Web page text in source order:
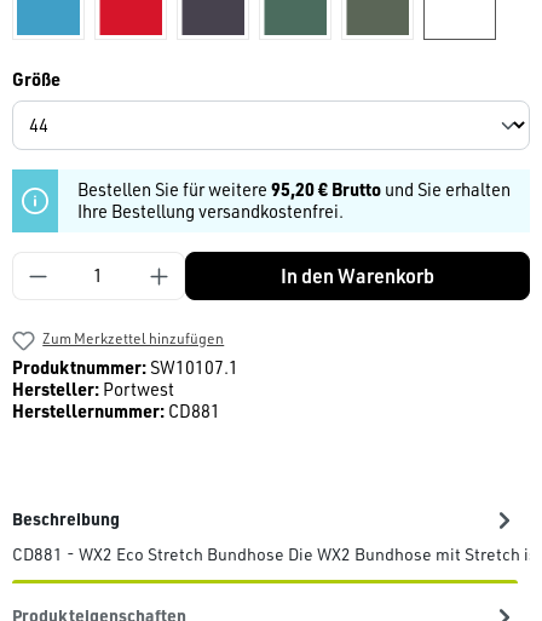
Größeauswählen
Bestellen Sie für weitere 95,20 € Brutto und Sie erhalten
Ihre Bestellung versandkostenfrei.
Produkt Anzahl: Gib den gewünschten Wert
In den Warenkorb
Zum Merkzettel hinzufügen
Produktnummer:SW10107.1
Hersteller: Portwest
Herstellernummer: CD881
Beschreibung
CD881 - WX2 Eco Stretch Bundhose Die WX2 Bundhose mit
Produkteigenschaften